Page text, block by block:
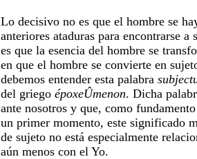
Lo decisivo no es que el hombre se
anteriores ataduras para encontrarse
es que la esencia del hombre se
en que el hombre se convierte en
debemos entender esta palabra
del griego époxeÛmenon. Dicha
ante nosotros y que, como
un primer momento, este significado
de sujeto no está especialmente
aún menos con el Yo.